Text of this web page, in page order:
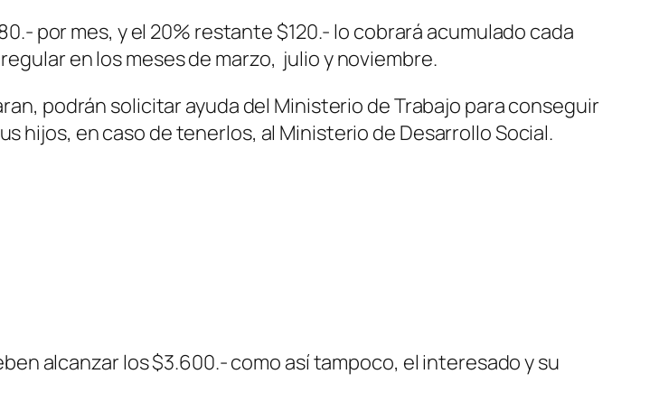
por mes, y el 20% restante $120.- lo cobrará acumulado cada
en los meses de marzo, julio y noviembre.
podrán solicitar ayuda del Ministerio de Trabajo para conseguir
hijos, en caso de tenerlos, al Ministerio de Desarrollo Social.
alcanzar los $3.600.- como así tampoco, el interesado y su